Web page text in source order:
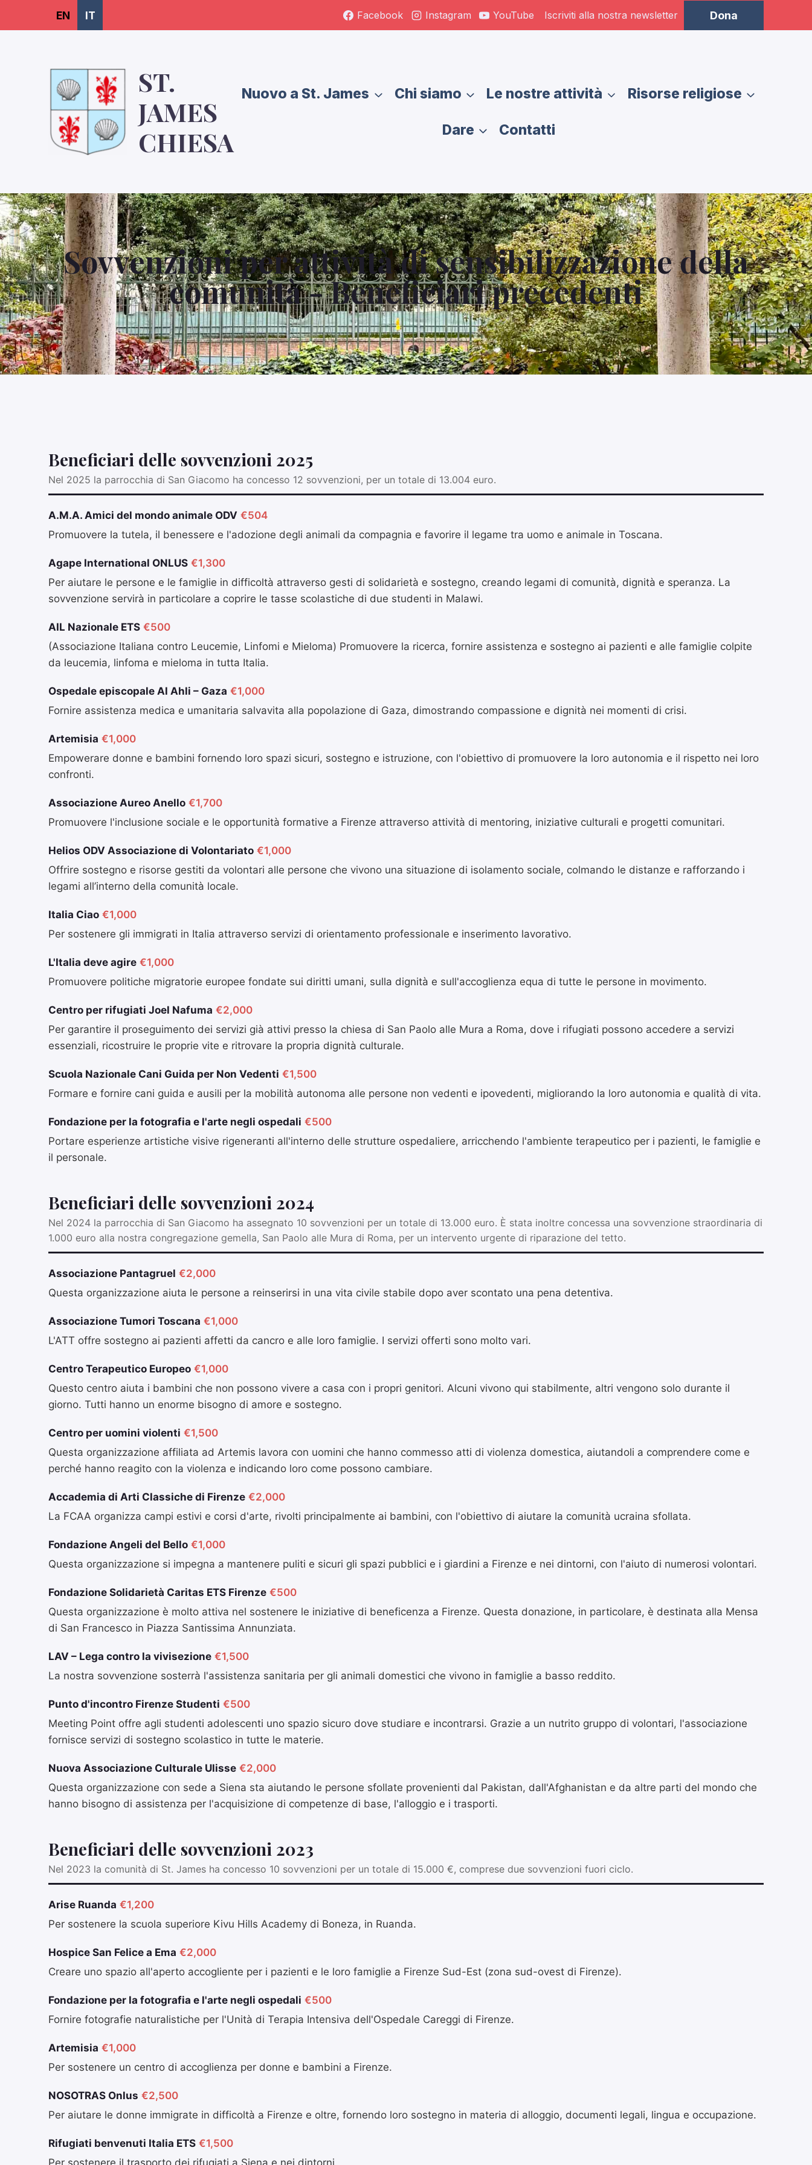
EN IT Facebook Instagram YouTube Iscriviti alla nostra newsletter Dona
ST.
JAMES
CHIESA
Nuovo a St. James Chi siamo Le nostre attività Risorse religiose
Dare Contatti
Sovvenzioni per attività di sensibilizzazione della
comunità - Beneficiari precedenti
Beneficiari delle sovvenzioni 2025
Nel 2025 la parrocchia di San Giacomo ha concesso 12 sovvenzioni, per un totale di 13.004 euro.
A.M.A. Amici del mondo animale ODV €504
Promuovere la tutela, il benessere e l'adozione degli animali da compagnia e favorire il legame tra uomo e animale in Toscana.
Agape International ONLUS €1,300
Per aiutare le persone e le famiglie in difficoltà attraverso gesti di solidarietà e sostegno, creando legami di comunità, dignità e speranza. La
sovvenzione servirà in particolare a coprire le tasse scolastiche di due studenti in Malawi.
AIL Nazionale ETS €500
(Associazione Italiana contro Leucemie, Linfomi e Mieloma) Promuovere la ricerca, fornire assistenza e sostegno ai pazienti e alle famiglie colpite
da leucemia, linfoma e mieloma in tutta Italia.
Ospedale episcopale Al Ahli – Gaza €1,000
Fornire assistenza medica e umanitaria salvavita alla popolazione di Gaza, dimostrando compassione e dignità nei momenti di crisi.
Artemisia €1,000
Empowerare donne e bambini fornendo loro spazi sicuri, sostegno e istruzione, con l'obiettivo di promuovere la loro autonomia e il rispetto nei loro
confronti.
Associazione Aureo Anello €1,700
Promuovere l'inclusione sociale e le opportunità formative a Firenze attraverso attività di mentoring, iniziative culturali e progetti comunitari.
Helios ODV Associazione di Volontariato €1,000
Offrire sostegno e risorse gestiti da volontari alle persone che vivono una situazione di isolamento sociale, colmando le distanze e rafforzando i
legami all’interno della comunità locale.
Italia Ciao €1,000
Per sostenere gli immigrati in Italia attraverso servizi di orientamento professionale e inserimento lavorativo.
L'Italia deve agire €1,000
Promuovere politiche migratorie europee fondate sui diritti umani, sulla dignità e sull'accoglienza equa di tutte le persone in movimento.
Centro per rifugiati Joel Nafuma €2,000
Per garantire il proseguimento dei servizi già attivi presso la chiesa di San Paolo alle Mura a Roma, dove i rifugiati possono accedere a servizi
essenziali, ricostruire le proprie vite e ritrovare la propria dignità culturale.
Scuola Nazionale Cani Guida per Non Vedenti €1,500
Formare e fornire cani guida e ausili per la mobilità autonoma alle persone non vedenti e ipovedenti, migliorando la loro autonomia e qualità di vita.
Fondazione per la fotografia e l'arte negli ospedali €500
Portare esperienze artistiche visive rigeneranti all'interno delle strutture ospedaliere, arricchendo l'ambiente terapeutico per i pazienti, le famiglie e
il personale.
Beneficiari delle sovvenzioni 2024
Nel 2024 la parrocchia di San Giacomo ha assegnato 10 sovvenzioni per un totale di 13.000 euro. È stata inoltre concessa una sovvenzione straordinaria di
1.000 euro alla nostra congregazione gemella, San Paolo alle Mura di Roma, per un intervento urgente di riparazione del tetto.
Associazione Pantagruel €2,000
Questa organizzazione aiuta le persone a reinserirsi in una vita civile stabile dopo aver scontato una pena detentiva.
Associazione Tumori Toscana €1,000
L'ATT offre sostegno ai pazienti affetti da cancro e alle loro famiglie. I servizi offerti sono molto vari.
Centro Terapeutico Europeo €1,000
Questo centro aiuta i bambini che non possono vivere a casa con i propri genitori. Alcuni vivono qui stabilmente, altri vengono solo durante il
giorno. Tutti hanno un enorme bisogno di amore e sostegno.
Centro per uomini violenti €1,500
Questa organizzazione affiliata ad Artemis lavora con uomini che hanno commesso atti di violenza domestica, aiutandoli a comprendere come e
perché hanno reagito con la violenza e indicando loro come possono cambiare.
Accademia di Arti Classiche di Firenze €2,000
La FCAA organizza campi estivi e corsi d'arte, rivolti principalmente ai bambini, con l'obiettivo di aiutare la comunità ucraina sfollata.
Fondazione Angeli del Bello €1,000
Questa organizzazione si impegna a mantenere puliti e sicuri gli spazi pubblici e i giardini a Firenze e nei dintorni, con l'aiuto di numerosi volontari.
Fondazione Solidarietà Caritas ETS Firenze €500
Questa organizzazione è molto attiva nel sostenere le iniziative di beneficenza a Firenze. Questa donazione, in particolare, è destinata alla Mensa
di San Francesco in Piazza Santissima Annunziata.
LAV – Lega contro la vivisezione €1,500
La nostra sovvenzione sosterrà l'assistenza sanitaria per gli animali domestici che vivono in famiglie a basso reddito.
Punto d'incontro Firenze Studenti €500
Meeting Point offre agli studenti adolescenti uno spazio sicuro dove studiare e incontrarsi. Grazie a un nutrito gruppo di volontari, l'associazione
fornisce servizi di sostegno scolastico in tutte le materie.
Nuova Associazione Culturale Ulisse €2,000
Questa organizzazione con sede a Siena sta aiutando le persone sfollate provenienti dal Pakistan, dall'Afghanistan e da altre parti del mondo che
hanno bisogno di assistenza per l'acquisizione di competenze di base, l'alloggio e i trasporti.
Beneficiari delle sovvenzioni 2023
Nel 2023 la comunità di St. James ha concesso 10 sovvenzioni per un totale di 15.000 €, comprese due sovvenzioni fuori ciclo.
Arise Ruanda €1,200
Per sostenere la scuola superiore Kivu Hills Academy di Boneza, in Ruanda.
Hospice San Felice a Ema €2,000
Creare uno spazio all'aperto accogliente per i pazienti e le loro famiglie a Firenze Sud-Est (zona sud-ovest di Firenze).
Fondazione per la fotografia e l'arte negli ospedali €500
Fornire fotografie naturalistiche per l'Unità di Terapia Intensiva dell'Ospedale Careggi di Firenze.
Artemisia €1,000
Per sostenere un centro di accoglienza per donne e bambini a Firenze.
NOSOTRAS Onlus €2,500
Per aiutare le donne immigrate in difficoltà a Firenze e oltre, fornendo loro sostegno in materia di alloggio, documenti legali, lingua e occupazione.
Rifugiati benvenuti Italia ETS €1,500
Per sostenere il trasporto dei rifugiati a Siena e nei dintorni.